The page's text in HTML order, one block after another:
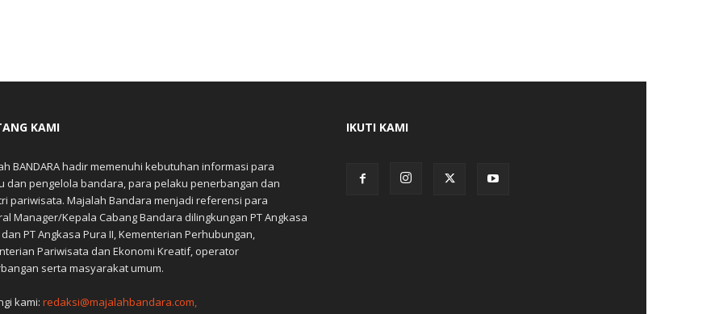
KAMI
BANDARA hadir memenuhi kebutuhan informasi para
dan pengelola bandara, para pelaku penerbangan dan
pariwisata. Majalah Bandara menjadi referensi para
Manager/Kepala Cabang Bandara dilingkungan PT Angkasa
PT Angkasa Pura II, Kementerian Perhubungan,
Pariwisata dan Ekonomi Kreatif, operator
serta masyarakat umum.
kami: redaksi@majalahbandara.com,
IKUTI KAMI